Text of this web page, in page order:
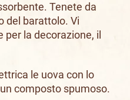
Tenete da
del barattolo. Vi
la decorazione, il
le uova con lo
composto spumoso.